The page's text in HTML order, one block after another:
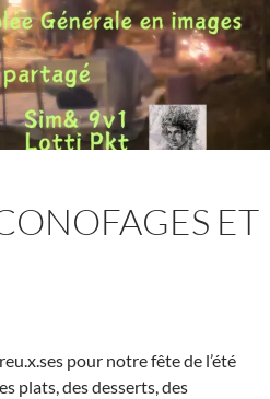
ET
pour notre fête de l’été
plats, des desserts, des